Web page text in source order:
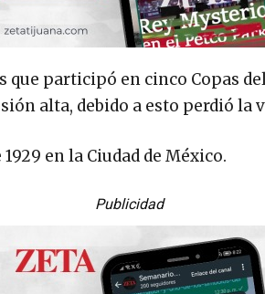
que participó en cinco Copas
alta, debido a esto perdió la
en la Ciudad de México.
Publicidad